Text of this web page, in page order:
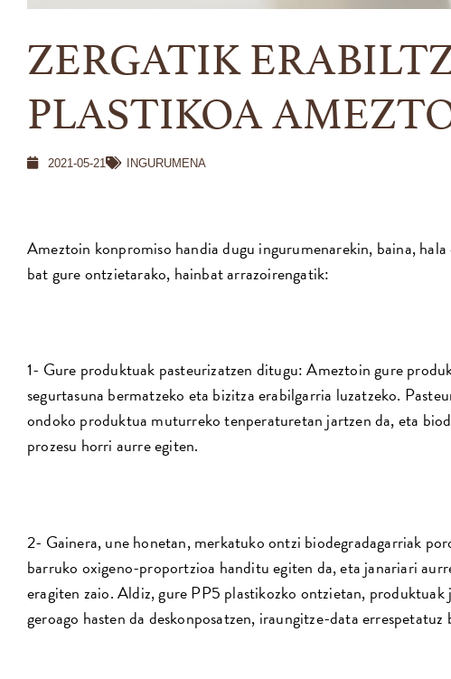
ZERGATIK
PLASTIKOA
2021-05-21 INGURUMENA
Ameztoin konpromiso handia dugu ingurumenarekin, baina,
bat gure ontzietarako, hainbat arrazoirengatik:
1- Gure produktuak pasteurizatzen ditugu: Ameztoin gure
segurtasuna bermatzeko eta bizitza erabilgarria luzatzeko.
ondoko produktua muturreko tenperaturetan jartzen da, eta
prozesu horri aurre egiten.
2- Gainera, une honetan, merkatuko ontzi biodegradagarriak
barruko oxigeno-proportzioa handitu egiten da, eta janariari
eragiten zaio. Aldiz, gure PP5 plastikozko ontzietan,
geroago hasten da deskonposatzen, iraungitze-data errespetatuz